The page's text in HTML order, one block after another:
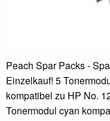
Peach Spar Packs -
Einzelkauf! 5
kompatibel zu HP No.
Tonermodul cyan